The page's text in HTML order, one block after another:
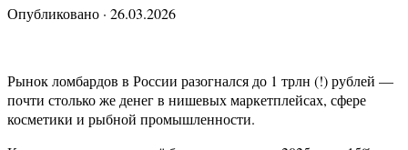
Опубликовано · 26.03.2026
Рынок ломбардов в России разогнался до 1 трлн (!) рублей —
почти столько же денег в нишевых маркетплейсах, сфере
косметики и рыбной промышленности.